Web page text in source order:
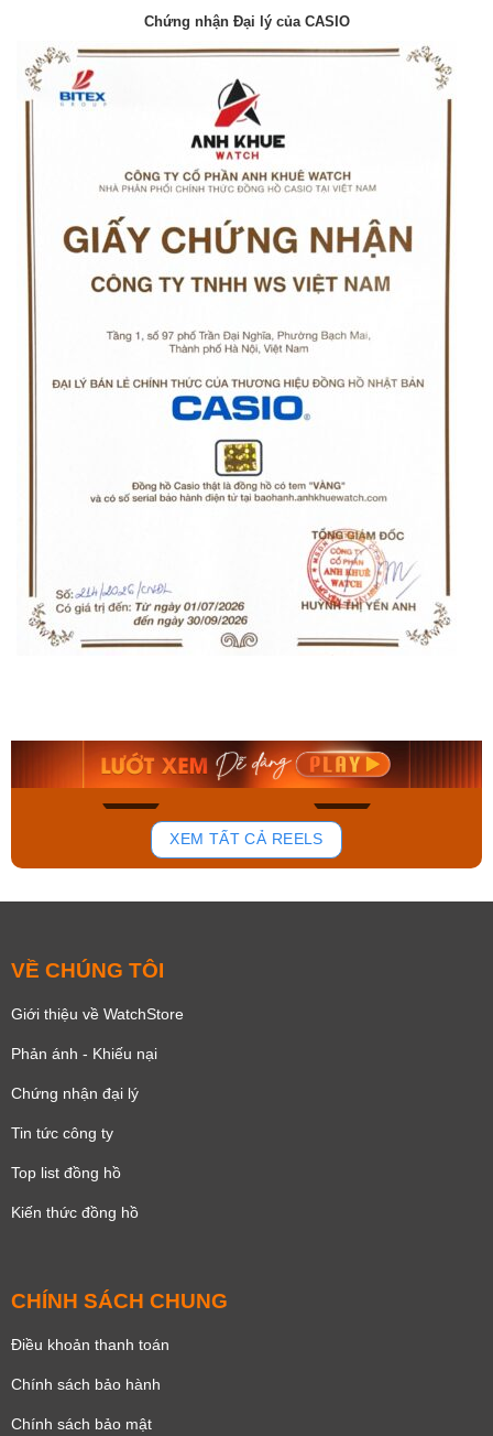
Chứng nhận Đại lý của CASIO
154
Mua ngay Mua ngay
XEM TẤT CẢ REELS
VỀ CHÚNG TÔI
Giới thiệu về WatchStore
Phản ánh - Khiếu nại
Chứng nhận đại lý
Tin tức công ty
Top list đồng hồ
Kiến thức đồng hồ
CHÍNH SÁCH CHUNG
Điều khoản thanh toán
Chính sách bảo hành
Chính sách bảo mật